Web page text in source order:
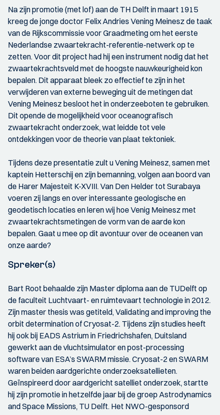
Na zijn promotie (met lof) aan de TH Delft in maart 1915
kreeg de jonge doctor Felix Andries Vening Meinesz de taak
van de Rijkscommissie voor Graadmeting om het eerste
Nederlandse zwaartekracht-referentie-netwerk op te
zetten. Voor dit project had hij een instrument nodig dat het
zwaartekrachtsveld met de hoogste nauwkeurigheid kon
bepalen. Dit apparaat bleek zo effectief te zijn in het
verwijderen van externe beweging uit de metingen dat
Vening Meinesz besloot het in onderzeeboten te gebruiken.
Dit opende de mogelijkheid voor oceanografisch
zwaartekracht onderzoek, wat leidde tot vele
ontdekkingen voor de theorie van plaat tektoniek.
Tijdens deze presentatie zult u Vening Meinesz, samen met
kaptein Hetterschij en zijn bemanning, volgen aan boord van
de Harer Majesteit K-XVIII. Van Den Helder tot Surabaya
voeren zij langs en over interessante geologische en
geodetisch locaties en leren wij hoe Venig Meinesz met
zwaartekrachtsmetingen de vorm van de aarde kon
bepalen. Gaat u mee op dit avontuur over de oceanen van
onze aarde?
Spreker(s)
Bart Root behaalde zijn Master diploma aan de TUDelft op
de faculteit Luchtvaart- en ruimtevaart technologie in 2012.
Zijn master thesis was getiteld, Validating and improving the
orbit determination of Cryosat-2. Tijdens zijn studies heeft
hij ook bij EADS Astrium in Friedrichshafen, Duitsland
gewerkt aan de vluchtsimulator en post-processing
software van ESA’s SWARM missie. Cryosat-2 en SWARM
waren beiden aardgerichte onderzoeksatellieten.
Geïnspireerd door aardgericht satelliet onderzoek, startte
hij zijn promotie in hetzelfde jaar bij de groep Astrodynamics
and Space Missions, TU Delft. Het NWO-gesponsord